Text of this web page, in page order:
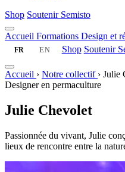
Shop Soutenir Semisto
Accueil Formations Design et
FR EN Shop Soutenir
Accueil › Notre collectif › Julie
Designer en permaculture
Julie Chevolet
Passionnée du vivant, Julie
lieux de rencontre entre la